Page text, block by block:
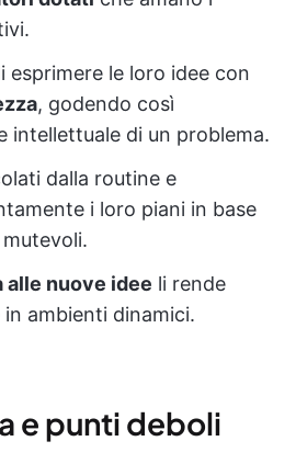
esprimere le loro idee con
, godendo così
intellettuale di un problema.
dalla routine e
i loro piani in base
alle nuove idee li rende
ambienti dinamici.
e punti deboli